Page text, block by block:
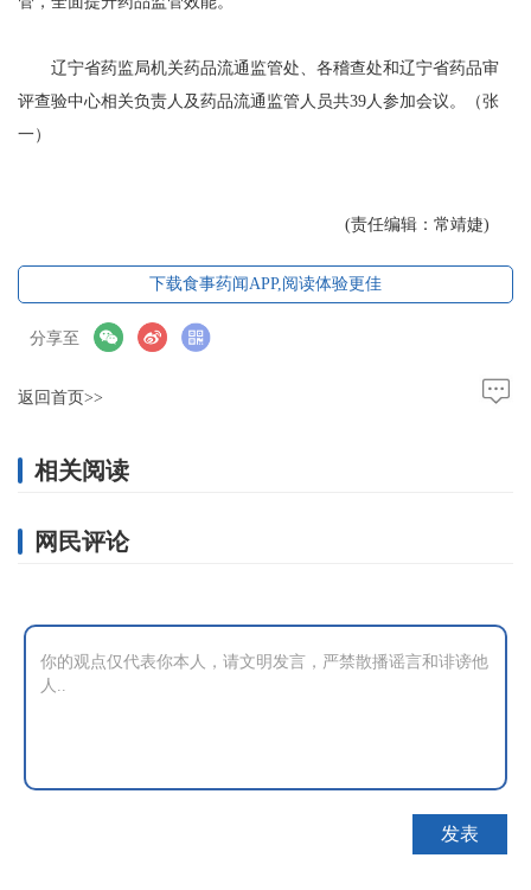
辽宁省药监局机关药品流通监管处、各稽查处和辽宁省药品审
评查验中心相关负责人及药品流通监管人员共39人参加会议。（张
一）
(责任编辑：常靖婕)
下载食事药闻APP,阅读体验更佳
分享至
返回首页>>
相关阅读
网民评论